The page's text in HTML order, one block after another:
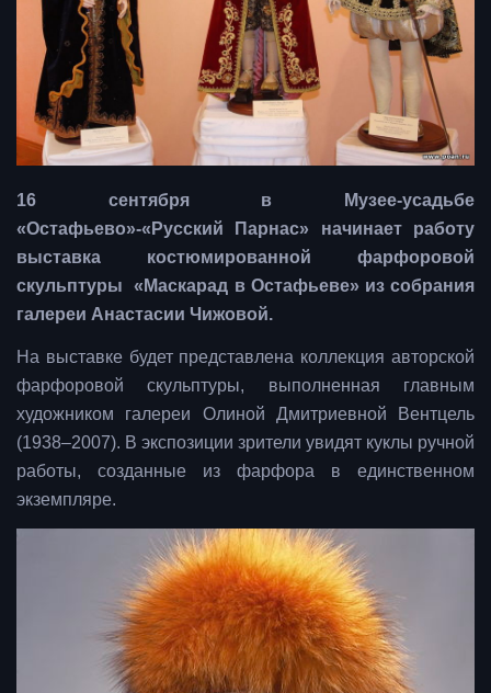
16 сентября в Музее-усадьбе
«Остафьево»-«Русский Парнас» начинает работу
выставка костюмированной фарфоровой
скульптуры «Маскарад в Остафьеве» из собрания
галереи Анастасии Чижовой.
На выставке будет представлена коллекция авторской
фарфоровой скульптуры, выполненная главным
художником галереи Олиной Дмитриевной Вентцель
(1938‒2007). В экспозиции зрители увидят куклы ручной
работы, созданные из фарфора в единственном
экземпляре.